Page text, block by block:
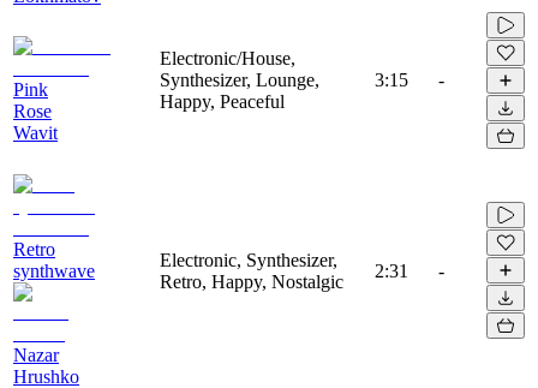
Pink
Rose
Wavit
Electronic/House,
Synthesizer, Lounge,
Happy, Peaceful
3:15 -
Retro
synthwave
Nazar
Hrushko
Electronic, Synthesizer,
Retro, Happy, Nostalgic
2:31 -